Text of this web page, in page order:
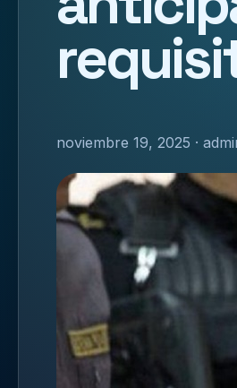
noviembre 19, 2025 ·